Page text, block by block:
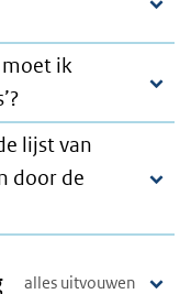
moet ik
lijst van
door de